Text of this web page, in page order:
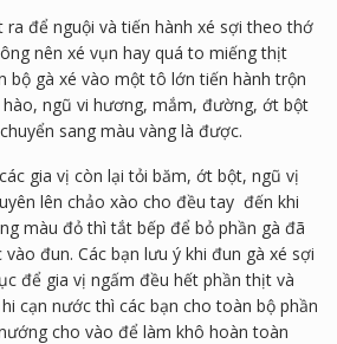
ra để nguội và tiến hành xé sợi theo thớ
nên xé vụn hay quá to miếng thịt
bộ gà xé vào một tô lớn tiến hành trộn
hào, ngũ vi hương, mắm, đường, ớt bột
sang màu vàng là được.
gia vị còn lại tỏi băm, ớt bột, ngũ vị
lên chảo xào cho đều tay đến khi
màu đỏ thì tắt bếp để bỏ phần gà đã
đun. Các bạn lưu ý khi đun gà xé sợi
để gia vị ngấm đều hết phần thịt và
cạn nước thì các bạn cho toàn bộ phần
cho vào để làm khô hoàn toàn